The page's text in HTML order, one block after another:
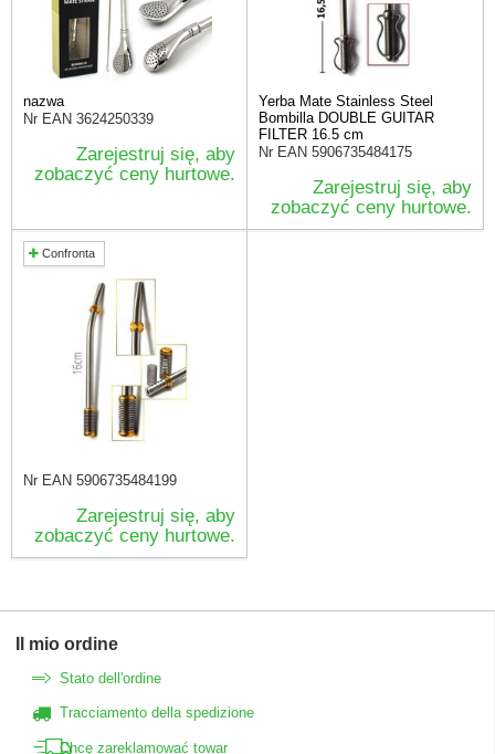
nazwa
Nr EAN 3624250339
Zarejestruj się, aby
zobaczyć ceny hurtowe.
Yerba Mate Stainless Steel
Bombilla DOUBLE GUITAR
FILTER 16.5 cm
Nr EAN 5906735484175
Zarejestruj się, aby
zobaczyć ceny hurtowe.
Confronta
Nr EAN 5906735484199
Zarejestruj się, aby
zobaczyć ceny hurtowe.
Il mio ordine
Stato dell'ordine
Tracciamento della spedizione
Chcę zareklamować towar